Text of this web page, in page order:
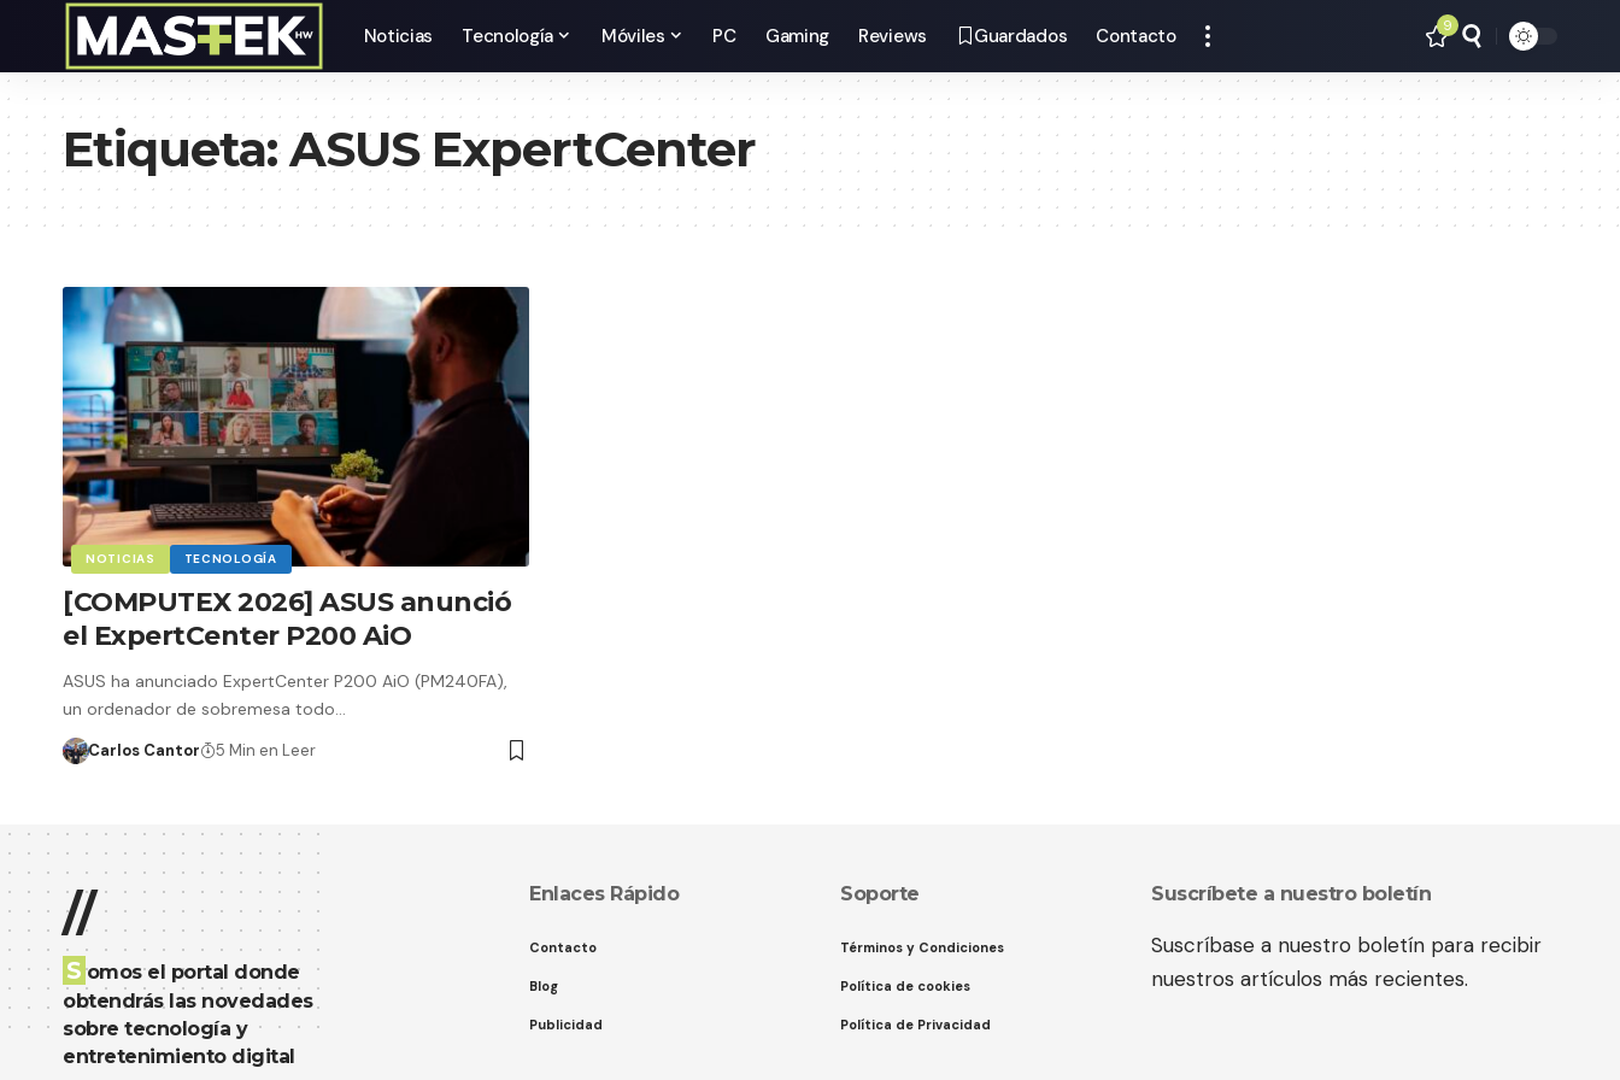
Noticias Tecnología Móviles PC Gaming Reviews Guardados Contacto 9
Etiqueta:ASUS ExpertCenter
NOTICIAS TECNOLOGÍA
[COMPUTEX 2026] ASUS anunció
el ExpertCenter P200 AiO
ASUS ha anunciado ExpertCenter P200 AiO (PM240FA),
un ordenador de sobremesa todo…
Carlos Cantor 5 Min en Leer
//
S omos el portal donde
obtendrás las novedades
sobre tecnología y
entretenimiento digital
Enlaces Rápido
Contacto
Blog
Publicidad
Soporte
Términos y Condiciones
Política de cookies
Política de Privacidad
Suscríbete a nuestro boletín
Suscríbase a nuestro boletín para recibir
nuestros artículos más recientes.